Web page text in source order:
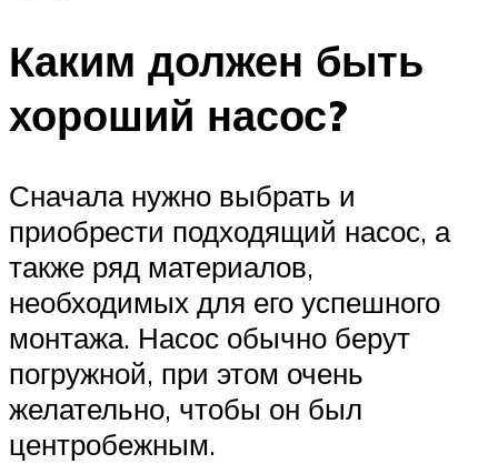
Каким должен быть
хороший насос?
Сначала нужно выбрать и
приобрести подходящий насос, а
также ряд материалов,
необходимых для его успешного
монтажа. Насос обычно берут
погружной, при этом очень
желательно, чтобы он был
центробежным.